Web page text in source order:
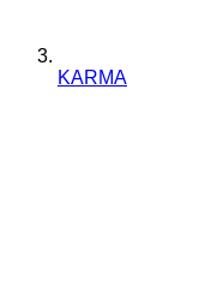
KARMA